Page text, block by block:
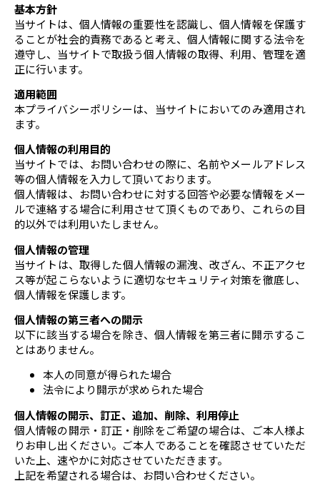
基本方針
当サイトは、個人情報の重要性を認識し、個人情報を保護す
ることが社会的責務であると考え、個人情報に関する法令を
遵守し、当サイトで取扱う個人情報の取得、利用、管理を適
正に行います。
適用範囲
本プライバシーポリシーは、当サイトにおいてのみ適用され
ます。
個人情報の利用目的
当サイトでは、お問い合わせの際に、名前やメールアドレス
等の個人情報を入力して頂いております。
個人情報は、お問い合わせに対する回答や必要な情報をメー
ルで連絡する場合に利用させて頂くものであり、これらの目
的以外では利用いたしません。
個人情報の管理
当サイトは、取得した個人情報の漏洩、改ざん、不正アクセ
ス等が起こらないように適切なセキュリティ対策を徹底し、
個人情報を保護します。
個人情報の第三者への開示
以下に該当する場合を除き、個人情報を第三者に開示するこ
とはありません。
本人の同意が得られた場合
法令により開示が求められた場合
個人情報の開示、訂正、追加、削除、利用停止
個人情報の開示・訂正・削除をご希望の場合は、ご本人様よ
りお申し出ください。ご本人であることを確認させていただ
いた上、速やかに対応させていただきます。
上記を希望される場合は、お問い合わせください。